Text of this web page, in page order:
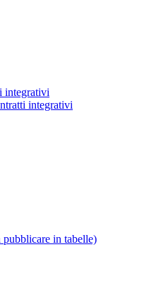
integrativi
integrativi
in tabelle)